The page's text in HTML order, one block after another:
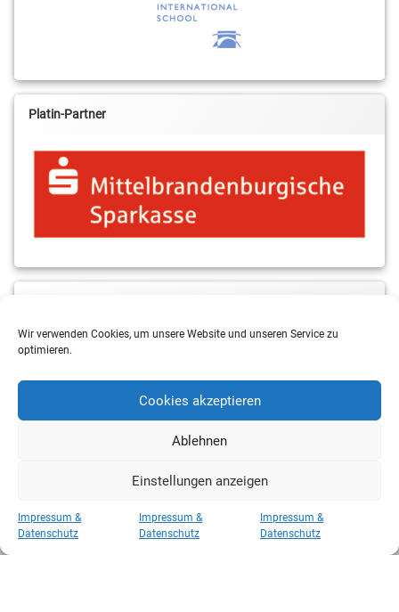
Wir verwenden Cookies, um unsere Website und unseren Service zu
optimieren.
Cookies akzeptieren
Ablehnen
Einstellungen anzeigen
Impressum &
Datenschutz
Impressum &
Datenschutz
Impressum &
Datenschutz
Platin-Partner
Copyright 2026 RSV Eintracht Basketball
Kategorien